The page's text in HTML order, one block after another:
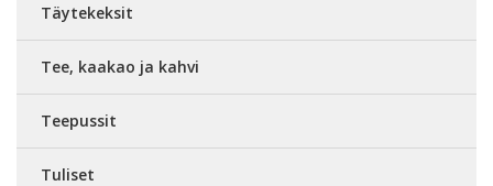
Täytekeksit
Tee, kaakao ja kahvi
Teepussit
Tuliset